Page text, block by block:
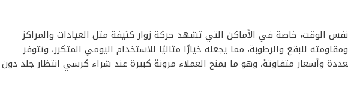
الوقت، خاصة في الأماكن التي تشهد حركة زوار كثيفة مثل العيادات والمراكز
للبقع والرطوبة، مما يجعله خيارًا مثاليًا للاستخدام اليومي المتكرر، وتتوفر
وأسعار متفاوتة، وهو ما يمنح العملاء مرونة كبيرة عند شراء كرسي انتظار جلد دون